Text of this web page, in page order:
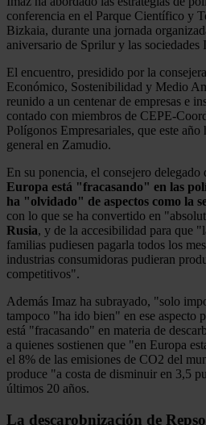
conferencia en el Parque Científico y
Bizkaia, durante una jornada
aniversario de Sprilur y las sociedades
El encuentro, presidido por la
Económico, Sostenibilidad y Medio
reunido a un centenar de empresas e
contado con miembros de CEPE-
Polígonos Empresariales, que este año
general en Zamudio.
En su ponencia, el consejero delegado
Europa está "fracasando" en las
ha "olvidado" de aspectos como la
con lo que se ha convertido en
Rusia, y de la accesibilidad para que
familias pudiesen pagarla todos los
industrias consumidoras pudieran
competitivos".
Además Imaz ha subrayado, "solo
tampoco "ha ido bien" en ese aspecto
está "fracasando" en materia de
a quienes sostienen que "en Europa
el 8% de las emisiones de CO2 del
produce "a costa de disminuir en 3,5
últimos 20 años.
La descarobnización de